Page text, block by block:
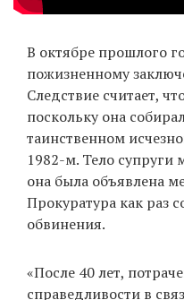
В октябре прошлого
пожизненному
Следствие считает,
поскольку она
таинственном
1982-м. Тело супруги
она была объявлена
Прокуратура как раз
обвинения.
«После 40 лет,
справедливости в